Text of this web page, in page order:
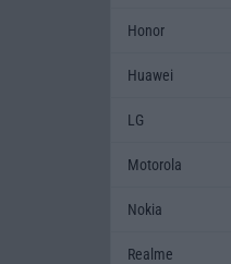
Honor
Huawei
LG
Motorola
Nokia
Realme